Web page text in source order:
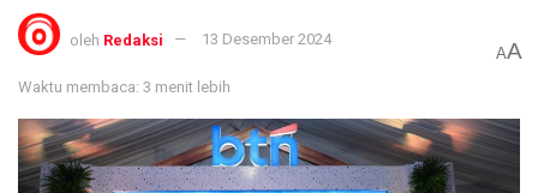
oleh Redaksi 13 Desember 2024
Waktu membaca: 3 menit lebih
AA